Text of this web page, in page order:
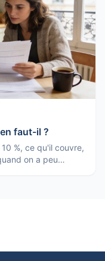
faut-il ?
%, ce qu'il couvre,
on a peu